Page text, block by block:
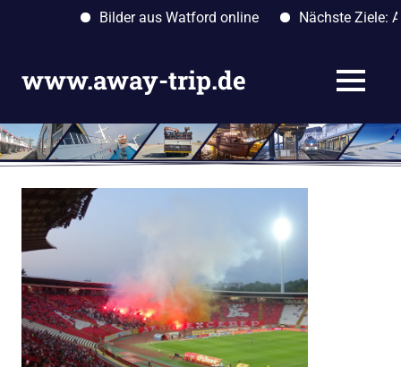
Bilder aus Watford online
Nächste Ziele:
springen
www.away-trip.de MENÜ